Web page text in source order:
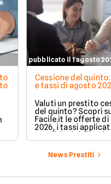
pubblicato il 1 agosto
Cessione del
e tassi di agosto
Valuti un prestito
del quinto? Scopri
Facile.it le offerte
2026, i tassi
condizioni delle
soluzioni disponibili.
News Prestiti